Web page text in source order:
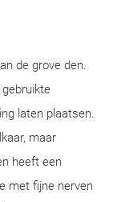
de grove den.
laten plaatsen.
maar
heeft een
met fijne nerven